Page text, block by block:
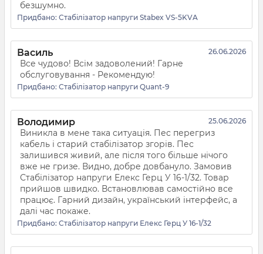
безшумно.
Придбано: Стабілізатор напруги Stabex VS-5KVA
Василь 26.06.2026
Все чудово! Всім задоволений! Гарне
обслуговування - Рекомендую!
Придбано: Стабілізатор напруги Quant-9
Володимир 25.06.2026
Виникла в мене така ситуація. Пес перегриз
кабель і старий стабілізатор згорів. Пес
залишився живий, але після того більше нічого
вже не гризе. Видно, добре довбануло. Замовив
Стабілізатор напруги Елекс Герц У 16-1/32. Товар
прийшов швидко. Встановлював самостійно все
працює. Гарний дизайн, український інтерфейс, а
далі час покаже.
Придбано: Стабілізатор напруги Елекс Герц У 16-1/32